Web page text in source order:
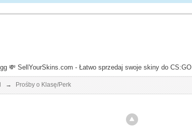
💸 SellYourSkins.com - Łatwo sprzedaj swoje skiny do CS:GO
→ Prośby o Klasę/Perk